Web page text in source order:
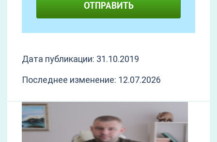
ОТПРАВИТЬ
Дата публикации: 31.10.2019
Последнее изменение: 12.07.2026